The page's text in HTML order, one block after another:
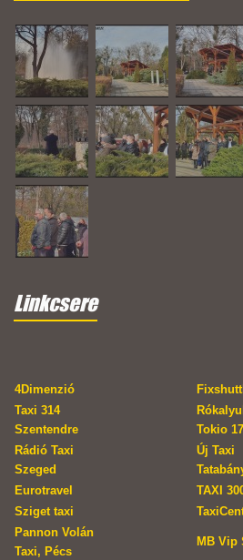
Linkcsere
4Dimenzió
Taxi 314
Szentendre
Tokio
Rádió Taxi
Szeged
Új Taxi
Eurotravel
TAXI
Sziget taxi
Pannon Volán
Taxi, Pécs
MB Vip